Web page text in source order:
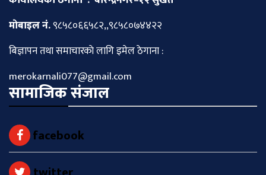
माेबाइल नं.९८५८०६६५८२,,९८५८०७४४२२
बिज्ञापन तथा समाचारकाे लागि इमेल ठेगाना :
merokarnali077@gmail.com
सामाजिक संजाल
facebook